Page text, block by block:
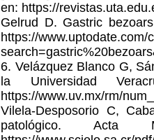
en: https://
Gelrud D. Gastric
https://
6. Velázquez Blanco G,
la Universidad
https://www.uv.mx/rm/
Vilela-Desposorio C,
patológico. Acta